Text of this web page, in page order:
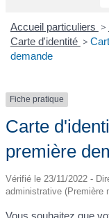
Accueil particuliers >
Carte d'identité >
demande
Fiche pratique
Carte
première
Vérifié le 23/11/2022 -
administrative (Première
Vous souhaitez que